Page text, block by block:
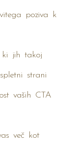
poziva k
ki jih takoj
strani
vaših CTA
več kot